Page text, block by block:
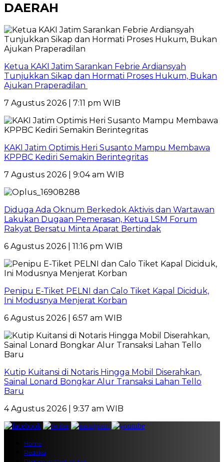
DAERAH
Ketua KAKI Jatim Sarankan Febrie Ardiansyah
Tunjukkan Sikap dan Hormati Proses Hukum, Bukan
Ajukan Praperadilan
7 Agustus 2026 | 7:11 pm WIB
KAKI Jatim Optimis Heri Susanto Mampu Membawa
KPPBC Kediri Semakin Berintegritas
7 Agustus 2026 | 9:04 am WIB
Diduga Ada Oknum Berkedok Aktivis dan Wartawan
Lakukan Dugaan Pemerasan, Ketua LSM Forum
Rakyat Bersatu Minta Aparat Bertindak
6 Agustus 2026 | 11:16 pm WIB
Penipu E-Tiket PELNI dan Calo Tiket Kapal Diciduk,
Ini Modusnya Menjerat Korban
6 Agustus 2026 | 6:57 am WIB
Kutip Kuitansi di Notaris Hingga Mobil Diserahkan,
Sainal Lonard Bongkar Alur Transaksi Lahan Tello
Baru
4 Agustus 2026 | 9:37 am WIB
Home
Redaksi